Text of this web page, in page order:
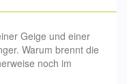
Geige und einer
Warum brennt die
noch im